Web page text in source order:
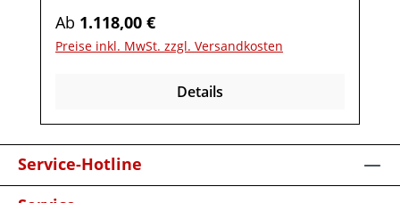
spiegelseitig: Wöstmann WM 2380 -
Highboard 4414Gesamtmaße in cm: B 46,9
links mit Glaseinsatz3 Böden4
WTrafo und Schalter mit
Regulärer Preis:
Ab 1.118,00 €
Preise inkl. MwSt. zzgl. Versandkosten
Details
Service-Hotline